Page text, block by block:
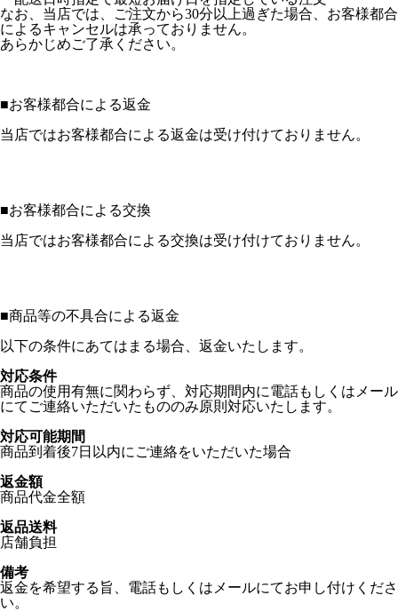
なお、当店では、ご注文から30分以上過ぎた場合、お客様都合
によるキャンセルは承っておりません。
あらかじめご了承ください。
■お客様都合による返金
当店ではお客様都合による返金は受け付けておりません。
■お客様都合による交換
当店ではお客様都合による交換は受け付けておりません。
■商品等の不具合による返金
以下の条件にあてはまる場合、返金いたします。
対応条件
商品の使用有無に関わらず、対応期間内に電話もしくはメール
にてご連絡いただいたもののみ原則対応いたします。
対応可能期間
商品到着後7日以内にご連絡をいただいた場合
返金額
商品代金全額
返品送料
店舗負担
備考
返金を希望する旨、電話もしくはメールにてお申し付けくださ
い。